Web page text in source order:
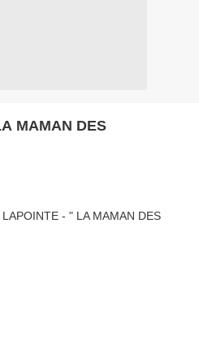
MAMAN DES